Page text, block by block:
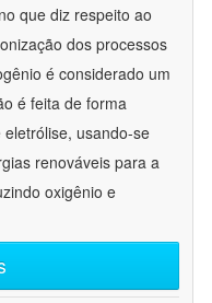
que diz respeito ao
dos processos
é considerado um
é feita de forma
usando-se
renováveis para a
oxigênio e